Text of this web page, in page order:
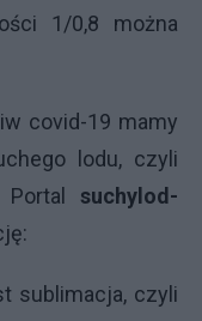
1/0,8 można
covid-19 mamy
lodu, czyli
Portal suchylod-
sublimacja, czyli